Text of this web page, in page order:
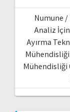
Numune
Analiz
Ayırma
Mühendisliği